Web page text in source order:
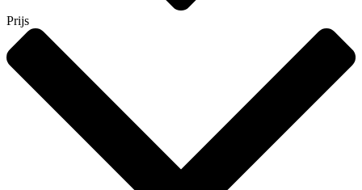
Prijs